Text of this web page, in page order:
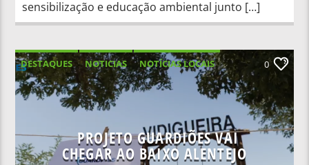
sensibilização e educação ambiental junto […]
DESTAQUES NOTICIAS
NOTÍCIAS LOCAIS
NOTÍCIAS NACIONAIS
0
PROJETO GUARDIÕES VAI
CHEGAR AO BAIXO ALENTEJO